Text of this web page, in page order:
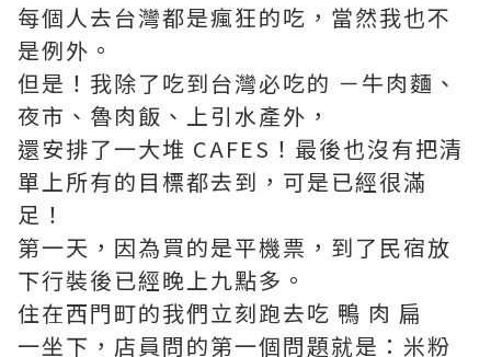
每個人去台灣都是瘋狂的吃，當然我也不
是例外。
但是！我除了吃到台灣必吃的 －牛肉麵、
夜市、魯肉飯、上引水產外，
還安排了一大堆 CAFES！最後也沒有把清
單上所有的目標都去到，可是已經很滿
足！
第一天，因為買的是平機票，到了民宿放
下行裝後已經晚上九點多。
住在西門町的我們立刻跑去吃 鴨 肉 扁
一坐下，店員問的第一個問題就是：米粉